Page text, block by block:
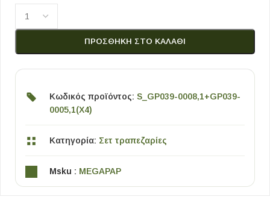
ΠΡΟΣΘΉΚΗ ΣΤΟ ΚΑΛΆΘΙ
Κωδικός προϊόντος: S_GP039-0008,1+GP039-
0005,1(X4)
Κατηγορία: Σετ τραπεζαρίες
Msku : MEGAPAP